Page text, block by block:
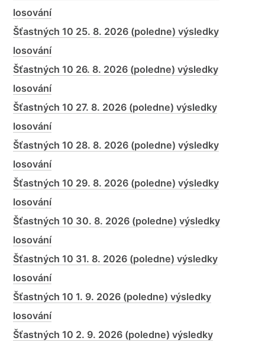
losování
Šťastných 10 25. 8. 2026 (poledne) výsledky
losování
Šťastných 10 26. 8. 2026 (poledne) výsledky
losování
Šťastných 10 27. 8. 2026 (poledne) výsledky
losování
Šťastných 10 28. 8. 2026 (poledne) výsledky
losování
Šťastných 10 29. 8. 2026 (poledne) výsledky
losování
Šťastných 10 30. 8. 2026 (poledne) výsledky
losování
Šťastných 10 31. 8. 2026 (poledne) výsledky
losování
Šťastných 10 1. 9. 2026 (poledne) výsledky
losování
Šťastných 10 2. 9. 2026 (poledne) výsledky